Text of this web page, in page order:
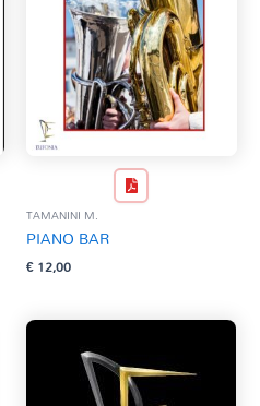
TAMANINI M.
PIANO BAR
€12,00